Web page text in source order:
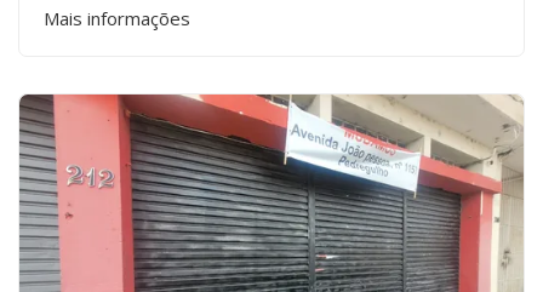
Mais informações